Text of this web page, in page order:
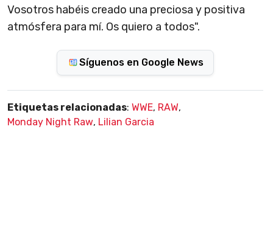
Vosotros habéis creado una preciosa y positiva
atmósfera para mí. Os quiero a todos".
Síguenos en Google News
Etiquetas relacionadas: WWE, RAW,
Monday Night Raw, Lilian Garcia